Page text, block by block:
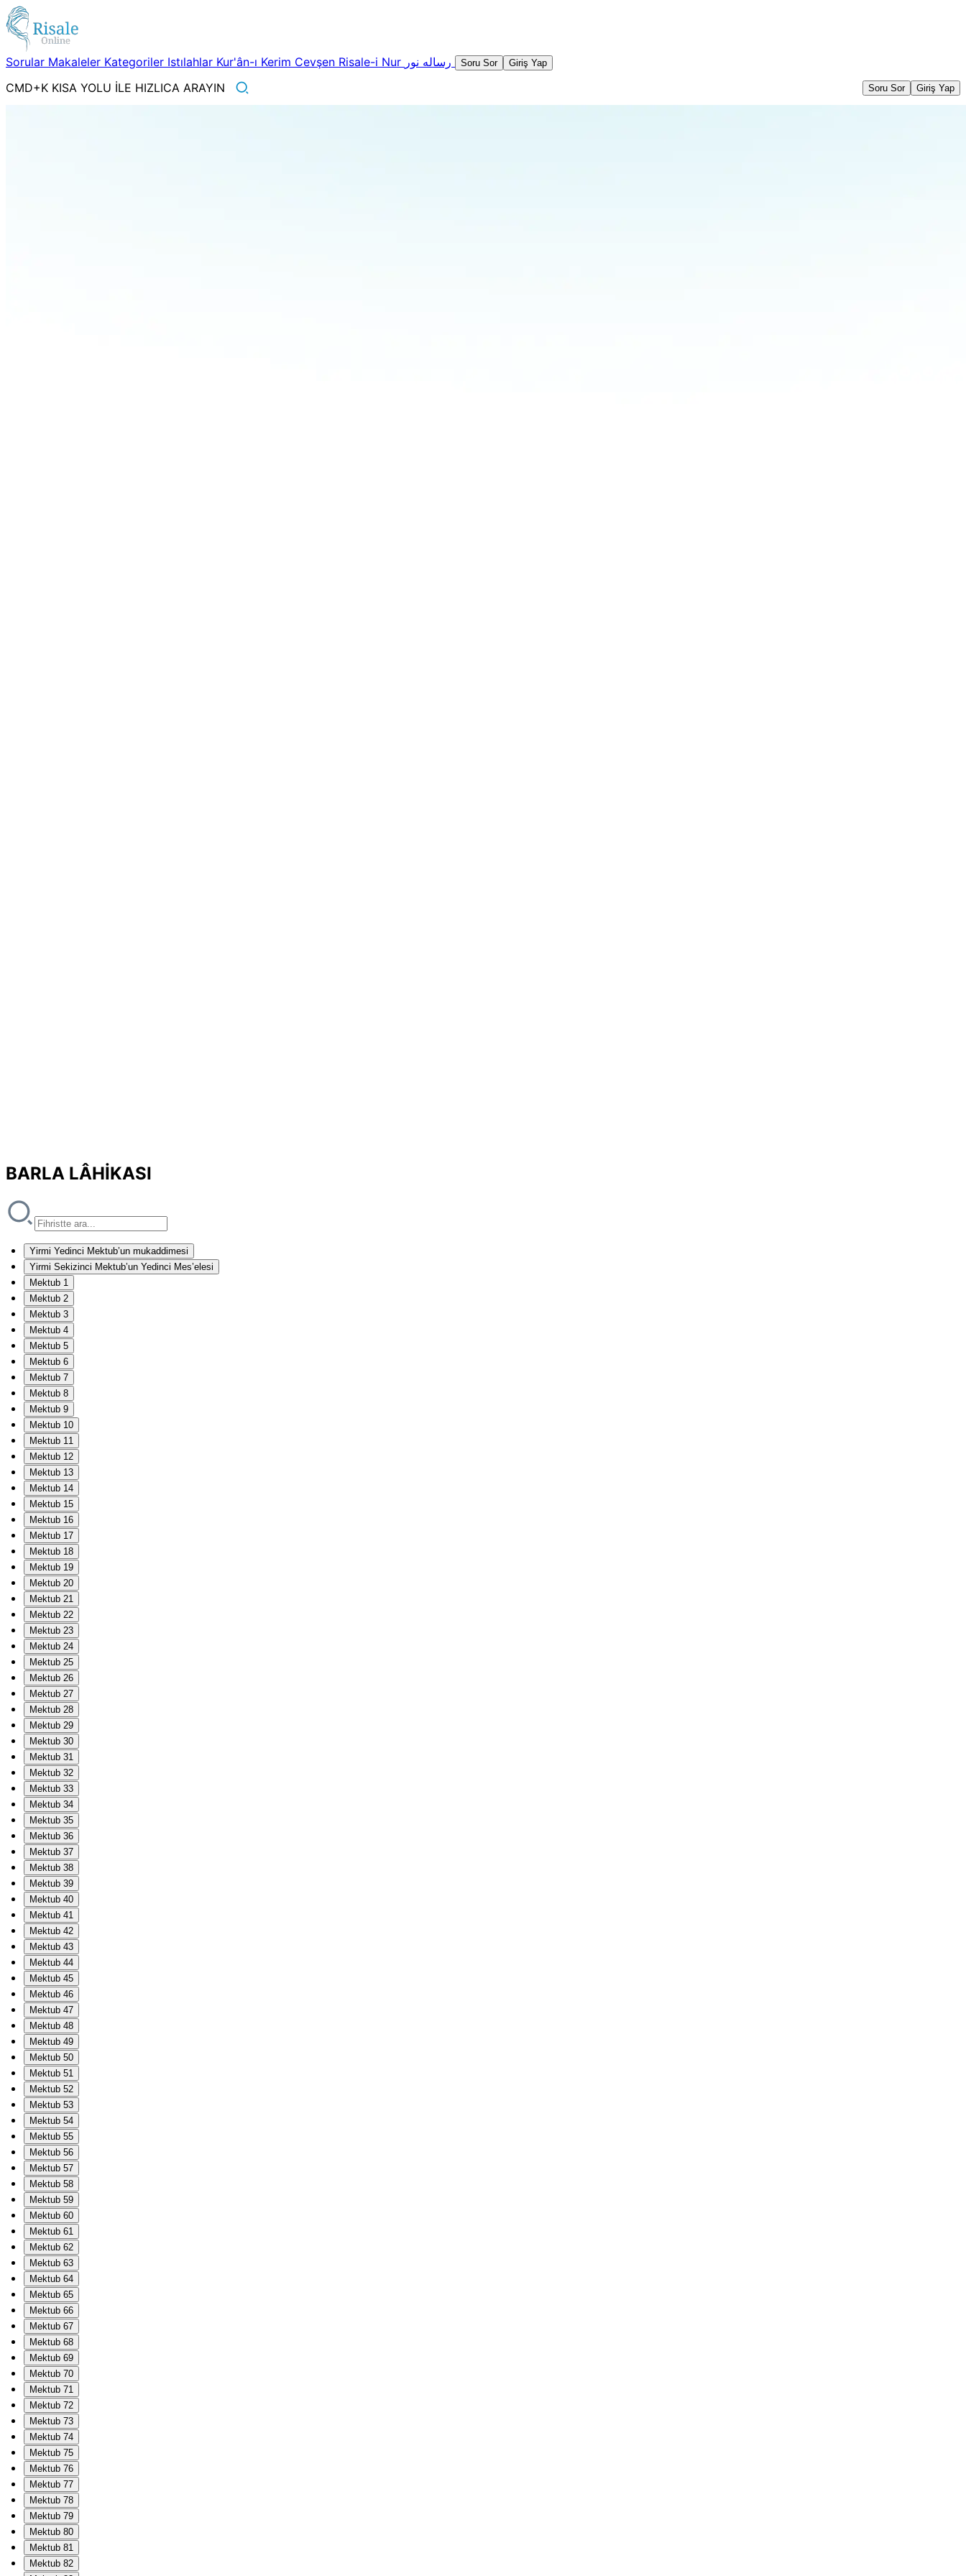
Sorular Makaleler Kategoriler Istılahlar Kur'ân-ı Kerim Cevşen Risale-i Nur Soru Sor Giriş Yap
CMD+K KISA YOLU İLE HIZLICA ARAYIN Soru Sor Giriş Yap
BARLA LÂHİKASI
Yirmi Yedinci Mektub’un mukaddimesi
Yirmi Sekizinci Mektub’un Yedinci Mes’elesi
Mektub 1
Mektub 2
Mektub 3
Mektub 4
Mektub 5
Mektub 6
Mektub 7
Mektub 8
Mektub 9
Mektub 10
Mektub 11
Mektub 12
Mektub 13
Mektub 14
Mektub 15
Mektub 16
Mektub 17
Mektub 18
Mektub 19
Mektub 20
Mektub 21
Mektub 22
Mektub 23
Mektub 24
Mektub 25
Mektub 26
Mektub 27
Mektub 28
Mektub 29
Mektub 30
Mektub 31
Mektub 32
Mektub 33
Mektub 34
Mektub 35
Mektub 36
Mektub 37
Mektub 38
Mektub 39
Mektub 40
Mektub 41
Mektub 42
Mektub 43
Mektub 44
Mektub 45
Mektub 46
Mektub 47
Mektub 48
Mektub 49
Mektub 50
Mektub 51
Mektub 52
Mektub 53
Mektub 54
Mektub 55
Mektub 56
Mektub 57
Mektub 58
Mektub 59
Mektub 60
Mektub 61
Mektub 62
Mektub 63
Mektub 64
Mektub 65
Mektub 66
Mektub 67
Mektub 68
Mektub 69
Mektub 70
Mektub 71
Mektub 72
Mektub 73
Mektub 74
Mektub 75
Mektub 76
Mektub 77
Mektub 78
Mektub 79
Mektub 80
Mektub 81
Mektub 82